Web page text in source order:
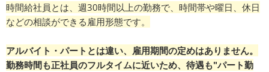
時間給社員とは、週30時間以上の勤務で、時間帯や曜日、休日
などの相談ができる雇用形態です。
アルバイト・パートとは違い、雇用期間の定めはありません。
勤務時間も正社員のフルタイムに近いため、待遇も"パート勤